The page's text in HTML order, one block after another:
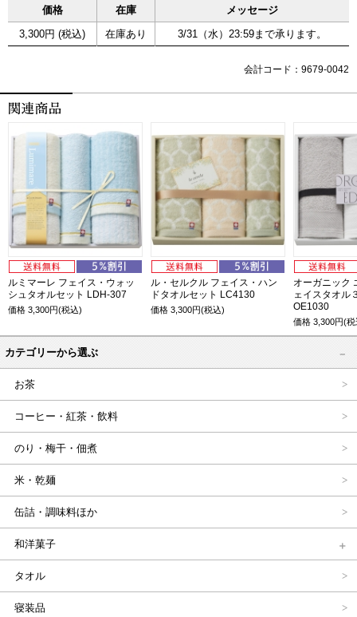
価格 在庫
メッセージ
3,300円 (税込)
在庫あり 3/31（水）23:59まで承ります。
会計コード：9679-0042
ルミマーレ フェイス・ウォッ
シュタオルセット LDH-307
価格 3,300円(税込)
ル・セルクル フェイス・ハン
ドタオルセット LC4130
価格3,300円(税込)
オーガニック
ェイスタオル
OE1030
価格3,300円(
カテゴリーから選ぶ
お茶
コーヒー・紅茶・飲料
のり・梅干・佃煮
米・乾麺
缶詰・調味料ほか
和洋菓子
タオル
寝装品